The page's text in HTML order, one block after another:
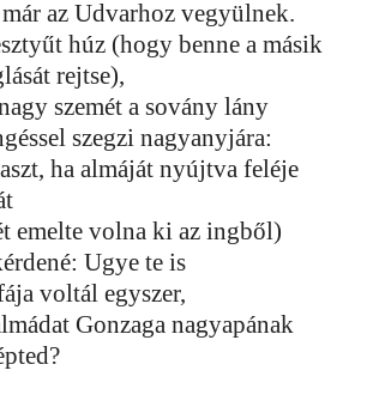
az Udvarhoz vegyülnek.
húz (hogy benne a másik
rejtse),
szemét a sovány lány
szegzi nagyanyjára:
ha almáját nyújtva feléje
emelte volna ki az ingből)
Ugye te is
voltál egyszer,
Gonzaga nagyapának